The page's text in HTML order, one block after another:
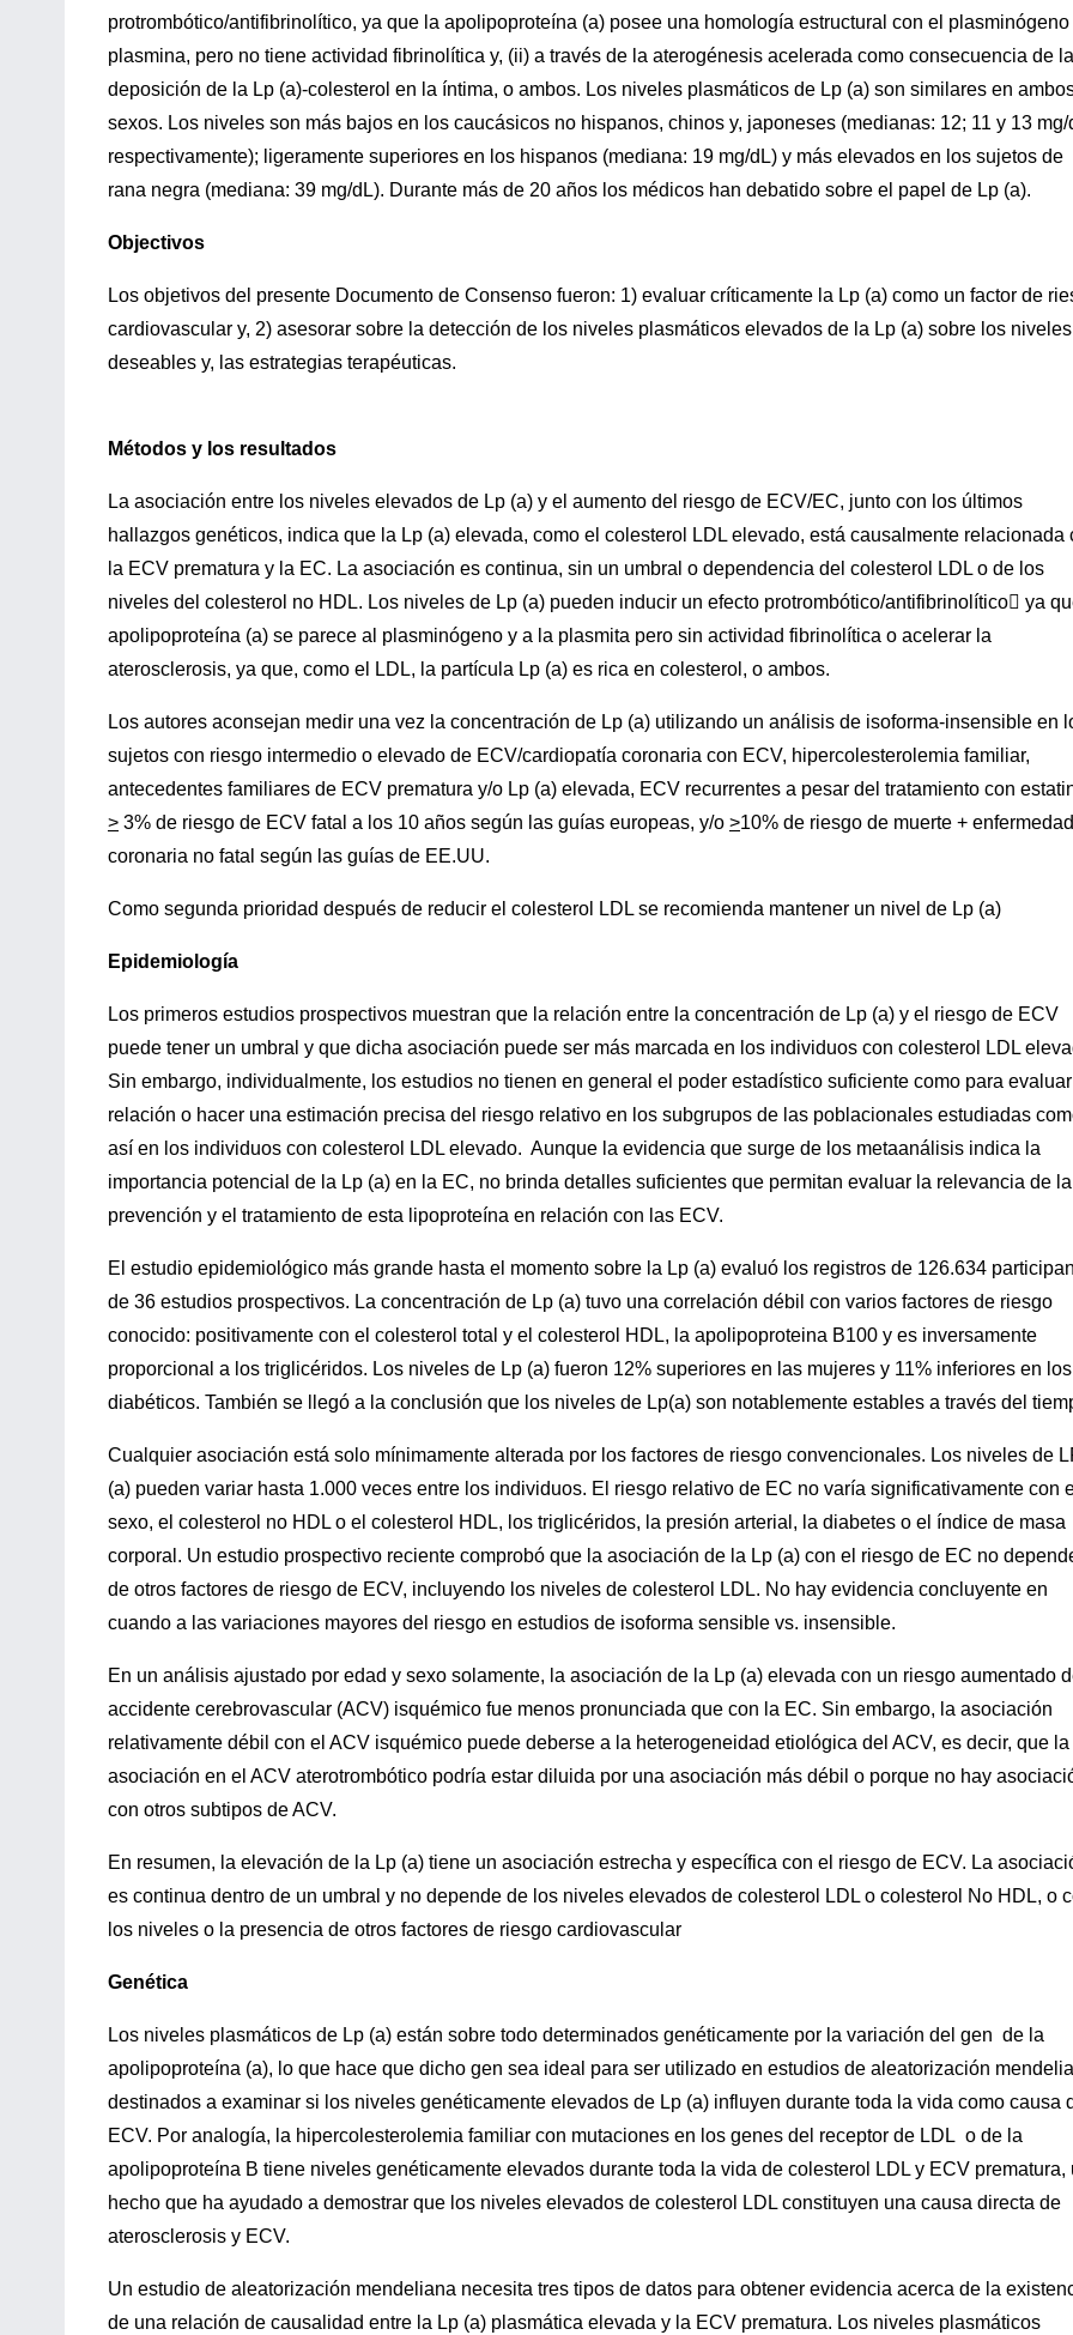
protrombótico/antifibrinolítico, ya que la apolipoproteína (a) posee una homología estructural con el plasminógeno
plasmina, pero no tiene actividad fibrinolítica y, (ii) a través de la aterogénesis acelerada como consecuencia de la
deposición de la Lp (a)-colesterol en la íntima, o ambos. Los niveles plasmáticos de Lp (a) son similares en
sexos. Los niveles son más bajos en los caucásicos no hispanos, chinos y, japoneses (medianas: 12; 11 y 13 mg/
respectivamente); ligeramente superiores en los hispanos (mediana: 19 mg/dL) y más elevados en los sujetos de
rana negra (mediana: 39 mg/dL). Durante más de 20 años los médicos han debatido sobre el papel de Lp (a).
Objectivos
Los objetivos del presente Documento de Consenso fueron: 1) evaluar críticamente la Lp (a) como un factor de
cardiovascular y, 2) asesorar sobre la detección de los niveles plasmáticos elevados de la Lp (a) sobre los niveles
deseables y, las estrategias terapéuticas.
Métodos y los resultados
La asociación entre los niveles elevados de Lp (a) y el aumento del riesgo de ECV/EC, junto con los últimos
hallazgos genéticos, indica que la Lp (a) elevada, como el colesterol LDL elevado, está causalmente relacionada
la ECV prematura y la EC. La asociación es continua, sin un umbral o dependencia del colesterol LDL o de los
niveles del colesterol no HDL. Los niveles de Lp (a) pueden inducir un efecto protrombótico/antifibrinolítico ya
apolipoproteína (a) se parece al plasminógeno y a la plasmita pero sin actividad fibrinolítica o acelerar la
aterosclerosis, ya que, como el LDL, la partícula Lp (a) es rica en colesterol, o ambos.
Los autores aconsejan medir una vez la concentración de Lp (a) utilizando un análisis de isoforma-insensible en
sujetos con riesgo intermedio o elevado de ECV/cardiopatía coronaria con ECV, hipercolesterolemia familiar,
antecedentes familiares de ECV prematura y/o Lp (a) elevada, ECV recurrentes a pesar del tratamiento con
> 3% de riesgo de ECV fatal a los 10 años según las guías europeas, y/o >10% de riesgo de muerte + enfermedad
coronaria no fatal según las guías de EE.UU.
Como segunda prioridad después de reducir el colesterol LDL se recomienda mantener un nivel de Lp (a)
Epidemiología
Los primeros estudios prospectivos muestran que la relación entre la concentración de Lp (a) y el riesgo de ECV
puede tener un umbral y que dicha asociación puede ser más marcada en los individuos con colesterol LDL
Sin embargo, individualmente, los estudios no tienen en general el poder estadístico suficiente como para
relación o hacer una estimación precisa del riesgo relativo en los subgrupos de las poblacionales estudiadas
así en los individuos con colesterol LDL elevado. Aunque la evidencia que surge de los metaanálisis indica la
importancia potencial de la Lp (a) en la EC, no brinda detalles suficientes que permitan evaluar la relevancia de la
prevención y el tratamiento de esta lipoproteína en relación con las ECV.
El estudio epidemiológico más grande hasta el momento sobre la Lp (a) evaluó los registros de 126.634
de 36 estudios prospectivos. La concentración de Lp (a) tuvo una correlación débil con varios factores de riesgo
conocido: positivamente con el colesterol total y el colesterol HDL, la apolipoproteina B100 y es inversamente
proporcional a los triglicéridos. Los niveles de Lp (a) fueron 12% superiores en las mujeres y 11% inferiores en los
diabéticos. También se llegó a la conclusión que los niveles de Lp(a) son notablemente estables a través del
Cualquier asociación está solo mínimamente alterada por los factores de riesgo convencionales. Los niveles de
(a) pueden variar hasta 1.000 veces entre los individuos. El riesgo relativo de EC no varía significativamente con
sexo, el colesterol no HDL o el colesterol HDL, los triglicéridos, la presión arterial, la diabetes o el índice de masa
corporal. Un estudio prospectivo reciente comprobó que la asociación de la Lp (a) con el riesgo de EC no
de otros factores de riesgo de ECV, incluyendo los niveles de colesterol LDL. No hay evidencia concluyente en
cuando a las variaciones mayores del riesgo en estudios de isoforma sensible vs. insensible.
En un análisis ajustado por edad y sexo solamente, la asociación de la Lp (a) elevada con un riesgo aumentado
accidente cerebrovascular (ACV) isquémico fue menos pronunciada que con la EC. Sin embargo, la asociación
relativamente débil con el ACV isquémico puede deberse a la heterogeneidad etiológica del ACV, es decir, que la
asociación en el ACV aterotrombótico podría estar diluida por una asociación más débil o porque no hay
con otros subtipos de ACV.
En resumen, la elevación de la Lp (a) tiene un asociación estrecha y específica con el riesgo de ECV. La
es continua dentro de un umbral y no depende de los niveles elevados de colesterol LDL o colesterol No HDL, o
los niveles o la presencia de otros factores de riesgo cardiovascular
Genética
Los niveles plasmáticos de Lp (a) están sobre todo determinados genéticamente por la variación del gen de la
apolipoproteína (a), lo que hace que dicho gen sea ideal para ser utilizado en estudios de aleatorización
destinados a examinar si los niveles genéticamente elevados de Lp (a) influyen durante toda la vida como causa
ECV. Por analogía, la hipercolesterolemia familiar con mutaciones en los genes del receptor de LDL o de la
apolipoproteína B tiene niveles genéticamente elevados durante toda la vida de colesterol LDL y ECV prematura,
hecho que ha ayudado a demostrar que los niveles elevados de colesterol LDL constituyen una causa directa de
aterosclerosis y ECV.
Un estudio de aleatorización mendeliana necesita tres tipos de datos para obtener evidencia acerca de la
de una relación de causalidad entre la Lp (a) plasmática elevada y la ECV prematura. Los niveles plasmáticos